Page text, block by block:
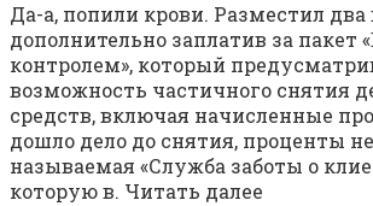
Да-а, попили крови. Разместил два
дополнительно заплатив за пакет
контролем», который
возможность частичного снятия
средств, включая начисленные
дошло дело до снятия, проценты
называемая «Служба заботы о
которую в. Читать далее